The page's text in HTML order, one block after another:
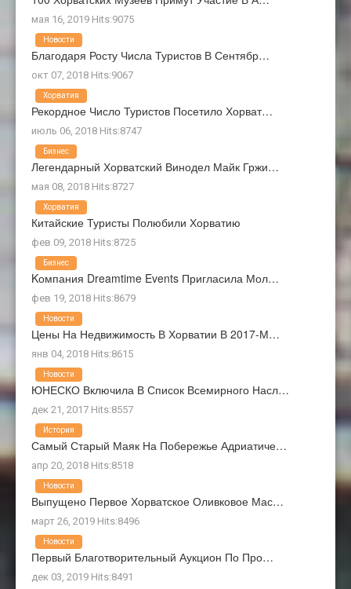
мая 16, 2019 Hits:9075
Благодаря Росту Числа Туристов В Сентябр…
окт 07, 2018 Hits:9067
Новости
Рекордное Число Туристов Посетило Хорват…
июль 06, 2018 Hits:8747
Хорватия
Легендарный Хорватский Винодел Майк Гржи…
мая 08, 2018 Hits:8727
Бизнес
Китайские Туристы Полюбили Хорватию
фев 09, 2018 Hits:8725
Хорватия
Kомпания Dreamtime Events Пригласила Мол…
фев 19, 2018 Hits:8679
Бизнес
Цены На Недвижимость В Хорватии В 2017-М…
янв 04, 2018 Hits:8615
Новости
ЮНЕСКО Включила В Список Всемирного Насл…
дек 21, 2017 Hits:8557
Новости
Самый Старый Маяк На Побережье Адриатиче…
апр 20, 2018 Hits:8518
История
Выпущено Первое Хорватское Оливковое Мас…
март 26, 2019 Hits:8496
Новости
Первый Благотворительный Аукцион По Про…
дек 03, 2019 Hits:8491
Новости